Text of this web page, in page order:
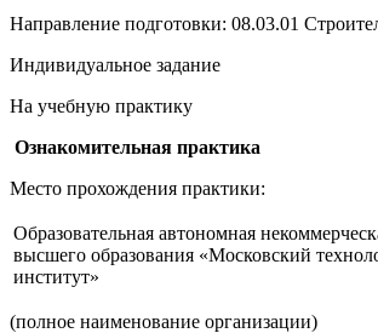
Направление подготовки: 08.03.01
Индивидуальное задание
На учебную практику
Ознакомительная практика
Место прохождения практики:
Образовательная автономная
высшего образования «Московский
институт»
(полное наименование организации)